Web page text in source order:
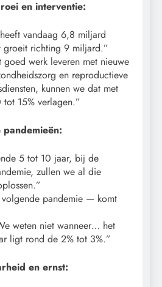
en interventie:
vandaag 6,8 miljard
groeit richting 9 miljard.”
goed werk leveren met nieuwe
en reproductieve
kunnen we dat met
15% verlagen.”
5 tot 10 jaar, bij de
zullen we al die
volgende pandemie — komt
weten niet wanneer… het
ligt rond de 2% tot 3%.”
en ernst: